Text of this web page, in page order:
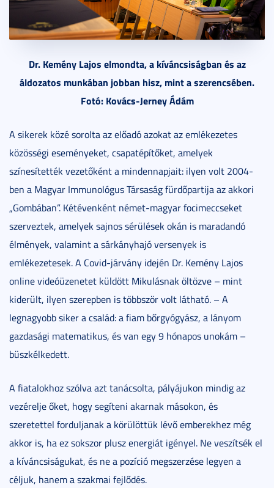
Dr. Kemény Lajos elmondta, a kíváncsiságban és az
áldozatos munkában jobban hisz, mint a szerencsében.
Fotó: Kovács-Jerney Ádám
A sikerek közé sorolta az előadó azokat az emlékezetes
közösségi eseményeket, csapatépítőket, amelyek
színesítették vezetőként a mindennapjait: ilyen volt 2004-
ben a Magyar Immunológus Társaság fürdőpartija az akkori
„Gombában”. Kétévenként német-magyar focimeccseket
szerveztek, amelyek sajnos sérülések okán is maradandó
élmények, valamint a sárkányhajó versenyek is
emlékezetesek. A Covid-járvány idején Dr. Kemény Lajos
online videóüzenetet küldött Mikulásnak öltözve – mint
kiderült, ilyen szerepben is többször volt látható. – A
legnagyobb siker a család: a fiam bőrgyógyász, a lányom
gazdasági matematikus, és van egy 9 hónapos unokám –
büszkélkedett.
A fiatalokhoz szólva azt tanácsolta, pályájukon mindig az
vezérelje őket, hogy segíteni akarnak másokon, és
szeretettel forduljanak a körülöttük lévő emberekhez még
akkor is, ha ez sokszor plusz energiát igényel. Ne veszítsék el
a kíváncsiságukat, és ne a pozíció megszerzése legyen a
céljuk, hanem a szakmai fejlődés.